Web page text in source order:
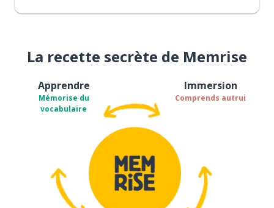
La recette secrète de Memrise
Apprendre
Mémorise du
vocabulaire
Immersion
Comprends autrui